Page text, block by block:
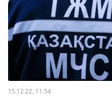
15.12.22, 11:54